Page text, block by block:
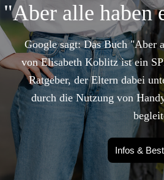
"Aber alle haben
Google sagt: Das Buch "Aber
von Elisabeth Koblitz ist ein
Ratgeber, der Eltern dabei
durch die Nutzung von
Infos &